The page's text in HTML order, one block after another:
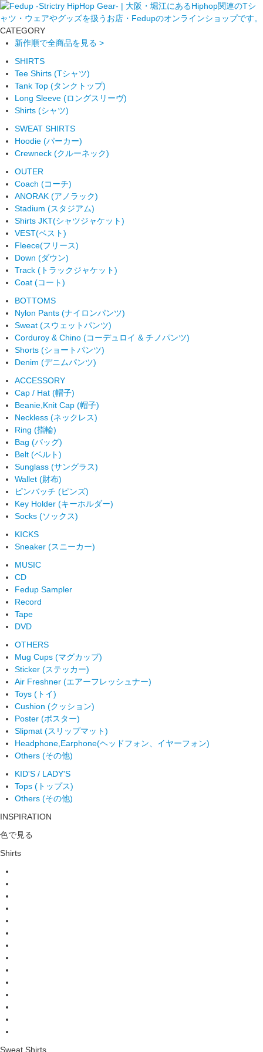
CATEGORY
新作順で全商品を見る >
SHIRTS
Tee Shirts (Tシャツ)
Tank Top (タンクトップ)
Long Sleeve (ロングスリーヴ)
Shirts (シャツ)
SWEAT SHIRTS
Hoodie (パーカー)
Crewneck (クルーネック)
OUTER
Coach (コーチ)
ANORAK (アノラック)
Stadium (スタジアム)
Shirts JKT(シャツジャケット)
VEST(ベスト)
Fleece(フリース)
Down (ダウン)
Track (トラックジャケット)
Coat (コート)
BOTTOMS
Nylon Pants (ナイロンパンツ)
Sweat (スウェットパンツ)
Corduroy & Chino (コーデュロイ & チノパンツ)
Shorts (ショートパンツ)
Denim (デニムパンツ)
ACCESSORY
Cap / Hat (帽子)
Beanie,Knit Cap (帽子)
Neckless (ネックレス)
Ring (指輪)
Bag (バッグ)
Belt (ベルト)
Sunglass (サングラス)
Wallet (財布)
ピンバッチ (ピンズ)
Key Holder (キーホルダー)
Socks (ソックス)
KICKS
Sneaker (スニーカー)
MUSIC
CD
Fedup Sampler
Record
Tape
DVD
OTHERS
Mug Cups (マグカップ)
Sticker (ステッカー)
Air Freshner (エアーフレッシュナー)
Toys (トイ)
Cushion (クッション)
Poster (ポスター)
Slipmat (スリップマット)
Headphone,Earphone(ヘッドフォン、イヤーフォン)
Others (その他)
KID'S / LADY'S
Tops (トップス)
Others (その他)
INSPIRATION
色で見る
Shirts
Sweat Shirts